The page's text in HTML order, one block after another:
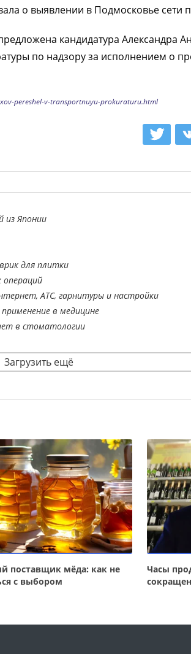
о выявлении в Подмосковье сети
кандидатура Александра
по надзору за исполнением о
pereshel-v-transportnuyu-prokuraturu.html
из Японии
для плитки
операций
АТС, гарнитуры и настройки
в медицине
в стоматологии
Загрузить ещё
поставщик мёда: как не
с выбором
Часы